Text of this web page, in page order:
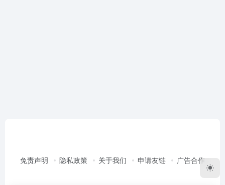
免责声明 隐私政策 关于我们 申请友链 广告合作